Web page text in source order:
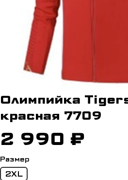
Олимпийка
красная 7709
2 990 ₽
Размер
2XL